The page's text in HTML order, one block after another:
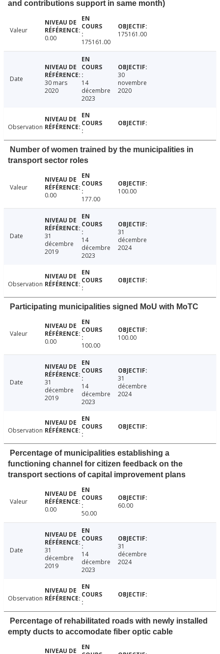
and contributions support in same month)
Valeur
0.00
175161.00
175161.00
Date
30 mars
2020
14
décembre
2023
30
novembre
2020
Observation
Number of women trained by the municipalities in
transport sector roles
Valeur
0.00
177.00
100.00
Date
31
décembre
2019
14
décembre
2023
31
décembre
2024
Observation
Participating municipalities signed MoU with MoTC
Valeur
0.00
100.00
100.00
Date
31
décembre
2019
14
décembre
2023
31
décembre
2024
Observation
Percentage of municipalities establishing a
functioning channel for citizen feedback on the
transport sections of capital improvement plans
Valeur
0.00
50.00
60.00
Date
31
décembre
2019
14
décembre
2023
31
décembre
2024
Observation
Percentage of rehabilitated roads with newly installed
empty ducts to accomodate fiber optic cable